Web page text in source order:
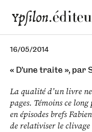
16/05/2014
« D’une traite », par
La qualité d’un livre
pages. Témoins ce
en épisodes brefs
de relativiser le clivage